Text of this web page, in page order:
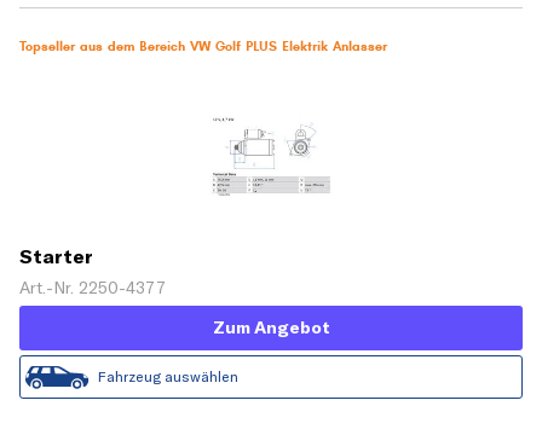
Topseller aus dem Bereich VW Golf PLUS Elektrik Anlasser
Starter
Art.-Nr. 2250-4377
Zum Angebot
Fahrzeug auswählen